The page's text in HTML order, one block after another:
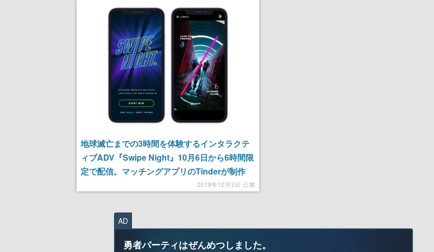
地球滅亡までの3時間を体験するインタラクテ
ィブADV『Swipe Night』10月6日から6時間限
定で配信。マッチングアプリのTinderが制作
2019年10月2日 公開
AD
勇者パーティはぜんめつしました。